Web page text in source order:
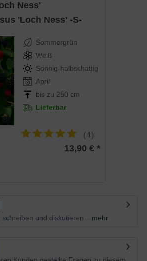
Ness'
'Loch Ness' -S-
Sommergrün
Weiß
Sonnig-halbschattig
April
bis zu 250 cm
Lieferbar
(4)
13,90 € *
und diskutieren...
mehr